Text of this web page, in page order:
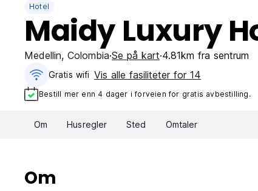
Hotel
Maidy Luxury
Medellin, Colombia Se på kart 4.81km fra sentrum
Gratis wifi‎ Vis alle fasiliteter for 14
Bestill mer enn 4 dager i forveien for gratis avbestilling.
Om Husregler Sted Omtaler
Om